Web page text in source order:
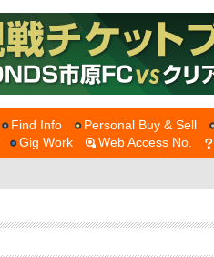
Find Info Personal Buy & Sell
Gig Work Web Access No.